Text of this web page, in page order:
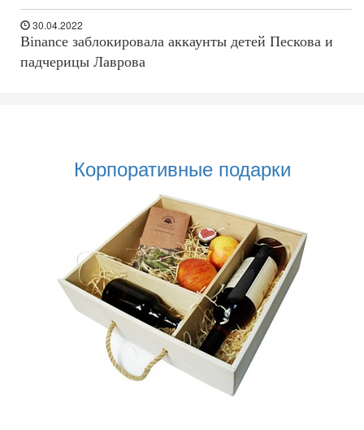
30.04.2022
Binance заблокировала аккаунты детей Пескова и
падчерицы Лаврова
Корпоративные подарки